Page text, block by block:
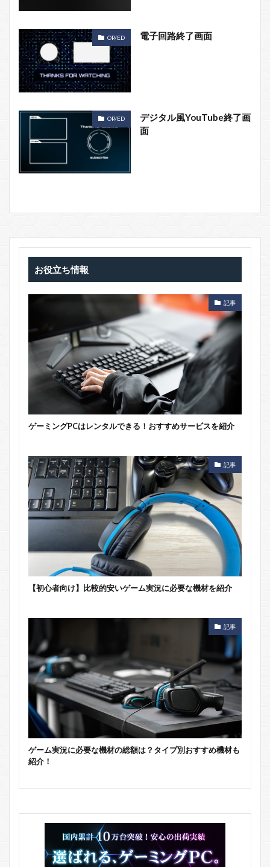
OP/ED 電子回路終了画面
OP/ED
デジタル風YouTube終了画
面
お役立ち情報
記事
ゲーミングPCはレンタルできる！おすすめサービスを紹介
記事
【初心者向け】比較的安いゲーム実況に必要な機材を紹介
記事
ゲーム実況に必要な機材の総額は？タイプ別おすすめ機材も
紹介！